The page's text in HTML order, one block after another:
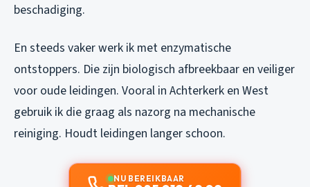
beschadiging.
En steeds vaker werk ik met enzymatische
ontstoppers. Die zijn biologisch afbreekbaar en veiliger
voor oude leidingen. Vooral in Achterkerk en West
gebruik ik die graag als nazorg na mechanische
reiniging. Houdt leidingen langer schoon.
NU BEREIKBAAR